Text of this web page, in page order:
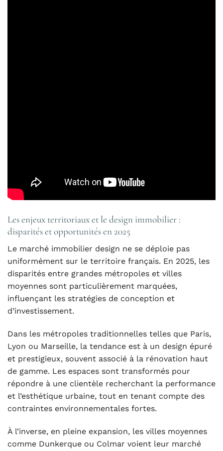
Les enjeux territoriaux et le design immobilier :
disparités et opportunités en 2025
Le marché immobilier design ne se déploie pas
uniformément sur le territoire français. En 2025, les
disparités entre grandes métropoles et villes
moyennes sont particulièrement marquées,
influençant les stratégies de conception et
d’investissement.
Dans les métropoles traditionnelles telles que Paris,
Lyon ou Marseille, la tendance est à un design épuré
et prestigieux, souvent associé à la rénovation haut
de gamme. Les espaces sont transformés pour
répondre à une clientèle recherchant la performance
et l’esthétique urbaine, tout en tenant compte des
contraintes environnementales fortes.
À l’inverse, en pleine expansion, les villes moyennes
comme Dunkerque ou Colmar voient leur marché